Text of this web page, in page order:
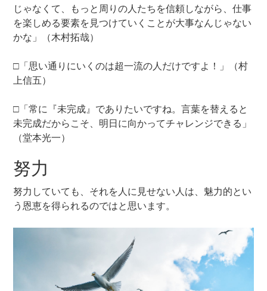
じゃなくて、もっと周りの人たちを信頼しながら、仕事
を楽しめる要素を見つけていくことが大事なんじゃない
かな」（木村拓哉）
□「思い通りにいくのは超一流の人だけですよ！」（村
上信五）
□「常に『未完成』でありたいですね。言葉を替えると
未完成だからこそ、明日に向かってチャレンジできる」
（堂本光一）
努力
努力していても、それを人に見せない人は、魅力的とい
う恩恵を得られるのではと思います。